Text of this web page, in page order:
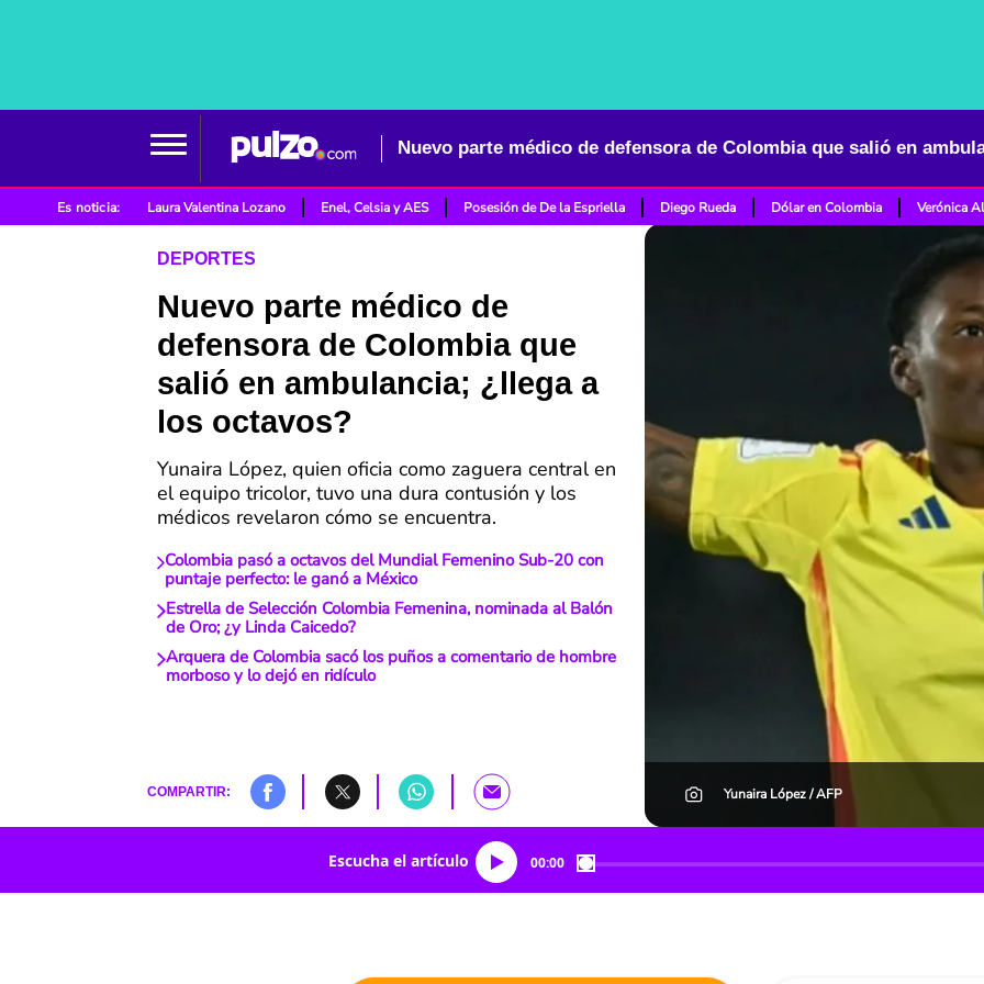
Es noticia: Laura Valentina Lozano Enel, Celsia y AES Posesión de De la Espriella Diego Rueda Dólar en Colombia Verónica
DEPORTES
Nuevo parte médico de
defensora de Colombia que
salió en ambulancia; ¿llega a
los octavos?
Yunaira López, quien oficia como zaguera central en
el equipo tricolor, tuvo una dura contusión y los
médicos revelaron cómo se encuentra.
Colombia pasó a octavos del Mundial Femenino Sub-20 con
puntaje perfecto: le ganó a México
Estrella de Selección Colombia Femenina, nominada al Balón
de Oro; ¿y Linda Caicedo?
Arquera de Colombia sacó los puños a comentario de hombre
morboso y lo dejó en ridículo
COMPARTIR: Yunaira López / AFP
Escucha el artículo 00:00